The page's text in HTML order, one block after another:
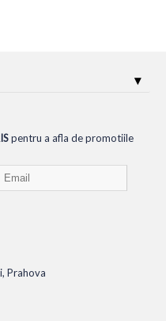
pentru a afla de promotiile
Prahova